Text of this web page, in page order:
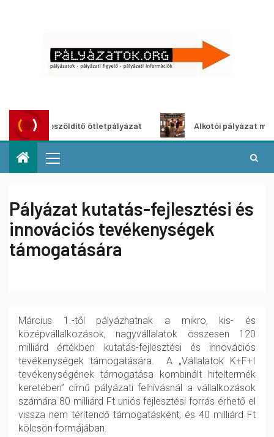
Városzöldítő ötletpályázat Alkotói pályázat
Pályázat kutatás-fejlesztési és
innovációs tevékenységek
támogatására
Március 1.-től pályázhatnak a mikro, kis- és
középvállalkozások, nagyvállalatok összesen 120
milliárd értékben kutatás-fejlesztési és innovációs
tevékenységek támogatására. A „Vállalatok K+F+I
tevékenységének támogatása kombinált hiteltermék
keretében” című pályázati felhívásnál a vállalkozások
számára 80 milliárd Ft uniós fejlesztési forrás érhető el
vissza nem térítendő támogatásként, és 40 milliárd Ft
kölcsön formájában.